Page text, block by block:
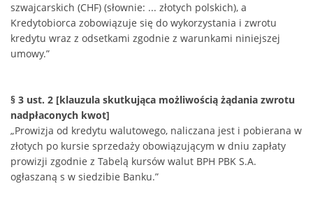
szwajcarskich (CHF) (słownie: ... złotych polskich), a
Kredytobiorca zobowiązuje się do wykorzystania i zwrotu
kredytu wraz z odsetkami zgodnie z warunkami niniejszej
umowy.”
§ 3 ust. 2 [klauzula skutkująca możliwością żądania zwrotu
nadpłaconych kwot]
„Prowizja od kredytu walutowego, naliczana jest i pobierana w
złotych po kursie sprzedaży obowiązującym w dniu zapłaty
prowizji zgodnie z Tabelą kursów walut BPH PBK S.A.
ogłaszaną s w siedzibie Banku.”